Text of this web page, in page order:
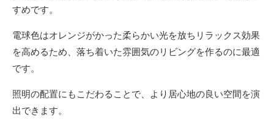
すめです。
電球色はオレンジがかった柔らかい光を放ちリラックス効果
を高めるため、落ち着いた雰囲気のリビングを作るのに最適
です。
照明の配置にもこだわることで、より居心地の良い空間を演
出できます。